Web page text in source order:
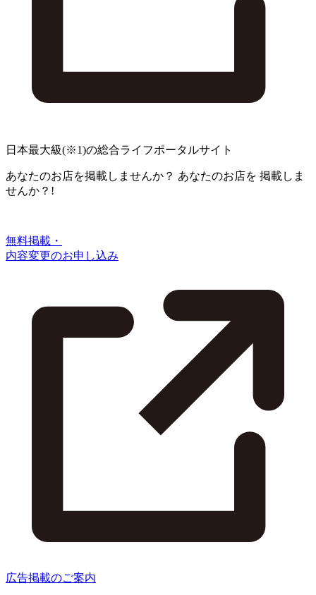
日本最大級(※1)の総合ライフポータルサイト
あなたのお店を掲載しませんか？ あなたのお店を 掲載しま
せんか？!
無料掲載・
内容変更のお申し込み
広告掲載のご案内